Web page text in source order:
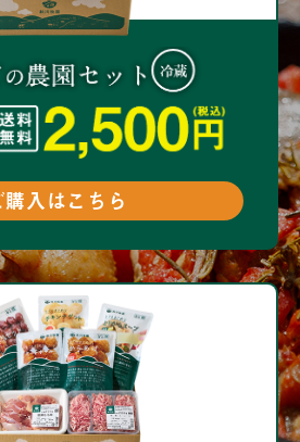
購入はこちら